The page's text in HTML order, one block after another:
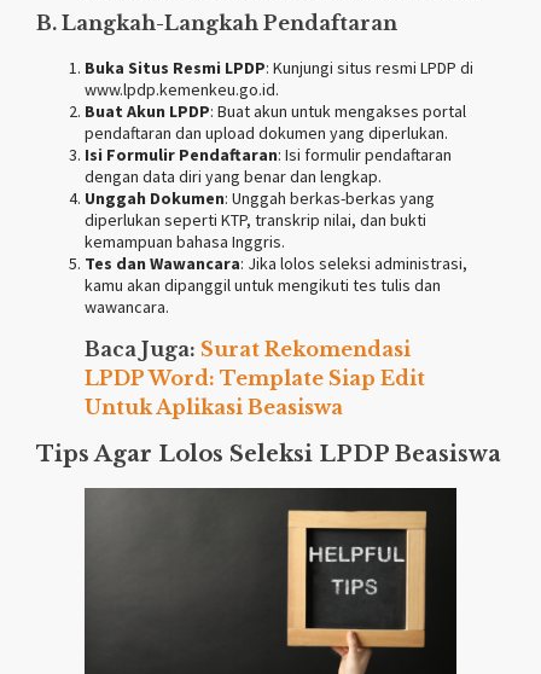
B. Langkah-Langkah Pendaftaran
Buka Situs Resmi LPDP: Kunjungi situs resmi LPDP di
www.lpdp.kemenkeu.go.id.
Buat Akun LPDP: Buat akun untuk mengakses portal
pendaftaran dan upload dokumen yang diperlukan.
Isi Formulir Pendaftaran: Isi formulir pendaftaran
dengan data diri yang benar dan lengkap.
Unggah Dokumen: Unggah berkas-berkas yang
diperlukan seperti KTP, transkrip nilai, dan bukti
kemampuan bahasa Inggris.
Tes dan Wawancara: Jika lolos seleksi administrasi,
kamu akan dipanggil untuk mengikuti tes tulis dan
wawancara.
Baca Juga: Surat Rekomendasi
LPDP Word: Template Siap Edit
Untuk Aplikasi Beasiswa
Tips Agar Lolos Seleksi LPDP Beasiswa